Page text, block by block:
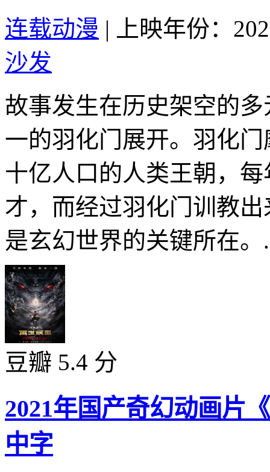
连载动漫 |
上映年份：
沙发
故事发生在历史架空的
一的羽化门展开。羽化
十亿人口的人类王朝，
才，而经过羽化门训教
是玄幻世界的关键所在
豆瓣 5.4 分
2021年国产奇幻动画片
中字